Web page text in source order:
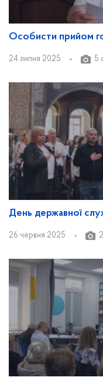
Особисти прийом
24 липня 2025 5
День державної
26 червня 2025